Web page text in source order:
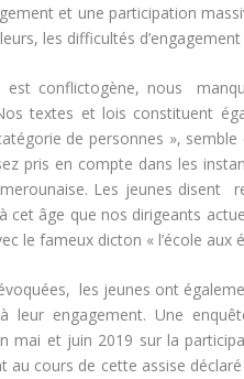
et une participation
les difficultés
est conflictogène, nous
textes et lois constituent
de personnes », semble
pris en compte dans les
Les jeunes disent
cet âge que nos dirigeants
le fameux dicton « l’école aux
les jeunes ont
leur engagement. Une
mai et juin 2019 sur la
au cours de cette assise